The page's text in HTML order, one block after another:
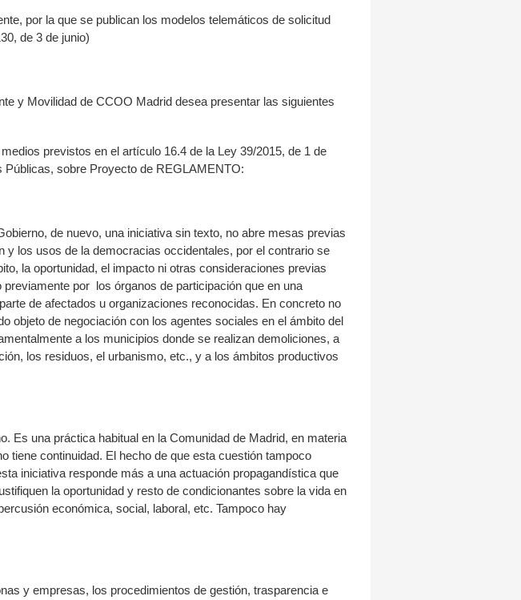
por la que se publican los modelos telemáticos de solicitud
de 3 de junio)
y Movilidad de CCOO Madrid desea presentar las siguientes
previstos en el artículo 16.4 de la Ley 39/2015, de 1 de
sobre Proyecto de REGLAMENTO:
de nuevo, una iniciativa sin texto, no abre mesas previas
los usos de la democracias occidentales, por el contrario se
la oportunidad, el impacto ni otras consideraciones previas
por los órganos de participación que en una
de afectados u organizaciones reconocidas. En concreto no
objeto de negociación con los agentes sociales en el ámbito del
a los municipios donde se realizan demoliciones, a
los residuos, el urbanismo, etc., y a los ámbitos productivos
Es una práctica habitual en la Comunidad de Madrid, en materia
tiene continuidad. El hecho de que esta cuestión tampoco
iniciativa responde más a una actuación propagandística que
la oportunidad y resto de condicionantes sobre la vida en
económica, social, laboral, etc. Tampoco hay
y empresas, los procedimientos de gestión, trasparencia e